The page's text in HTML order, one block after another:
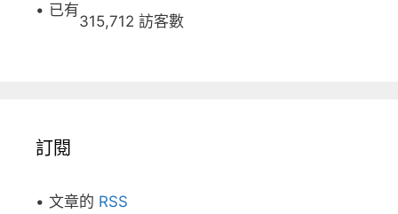
• 已有
315,712 訪客數
訂閱
• 文章的 RSS